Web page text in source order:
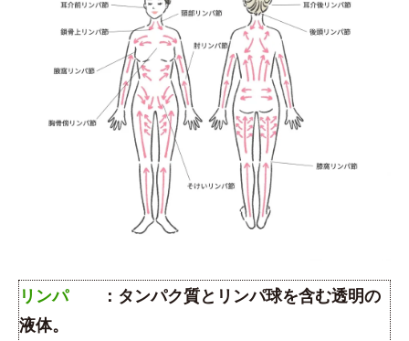
リンパ：タンパク質とリンパ球を含む透明の
液体。